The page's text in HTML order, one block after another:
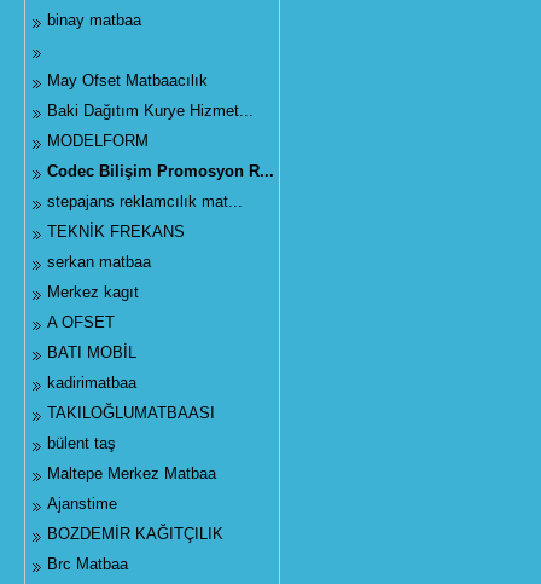
binay matbaa
May Ofset Matbaacılık
Baki Dağıtım Kurye Hizmet...
MODELFORM
Codec Bilişim Promosyon R...
stepajans reklamcılık mat...
TEKNİK FREKANS
serkan matbaa
Merkez kagıt
A OFSET
BATI MOBİL
kadirimatbaa
TAKILOĞLUMATBAASI
bülent taş
Maltepe Merkez Matbaa
Ajanstime
BOZDEMİR KAĞITÇILIK
Brc Matbaa